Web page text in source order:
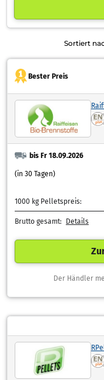
Sortiert
Bester Preis
bis Fr 18.09.2026
(in 30 Tagen)
1000 kg Pelletspreis:
Brutto gesamt: Details
Der Händler